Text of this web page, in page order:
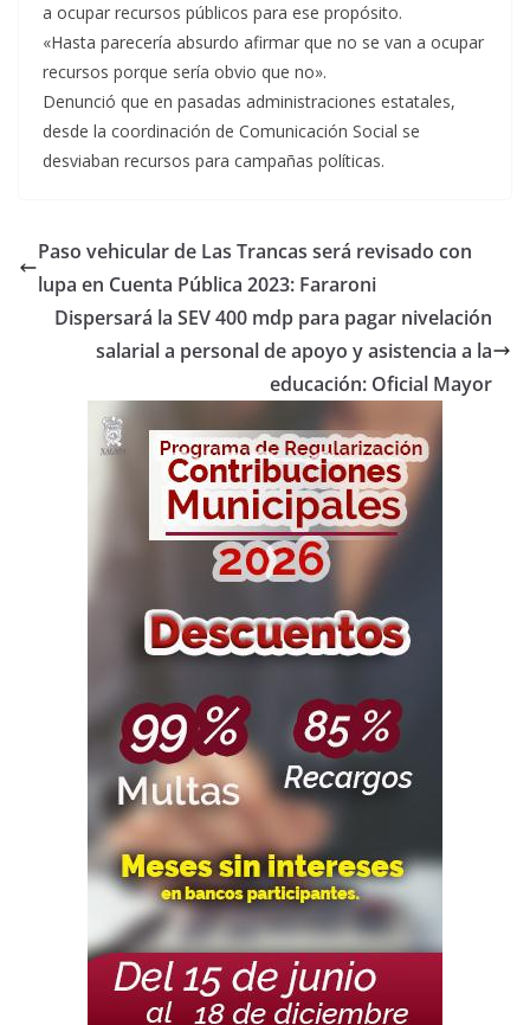
a ocupar recursos públicos para ese propósito.
«Hasta parecería absurdo afirmar que no se van a ocupar
recursos porque sería obvio que no».
Denunció que en pasadas administraciones estatales,
desde la coordinación de Comunicación Social se
desviaban recursos para campañas políticas.
Paso vehicular de Las Trancas será revisado con
lupa en Cuenta Pública 2023: Fararoni
Dispersará la SEV 400 mdp para pagar nivelación
salarial a personal de apoyo y asistencia a la
educación: Oficial Mayor